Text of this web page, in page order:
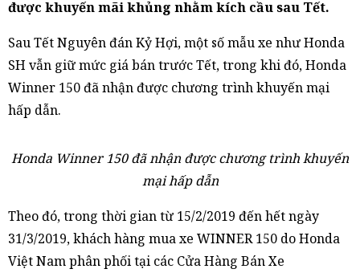
được khuyến mãi khủng nhằm kích cầu sau Tết.
Sau Tết Nguyên đán Kỷ Hợi, một số mẫu xe như Honda
SH vẫn giữ mức giá bán trước Tết, trong khi đó, Honda
Winner 150 đã nhận được chương trình khuyến mại
hấp dẫn.
Honda Winner 150 đã nhận được chương trình khuyến
mại hấp dẫn
Theo đó, trong thời gian từ 15/2/2019 đến hết ngày
31/3/2019, khách hàng mua xe WINNER 150 do Honda
Việt Nam phân phối tại các Cửa Hàng Bán Xe